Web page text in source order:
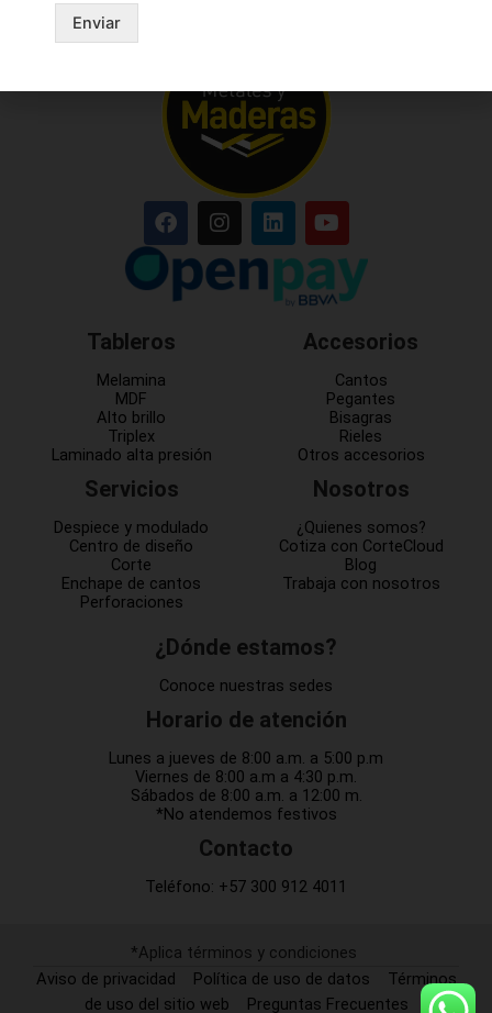
Tableros
Melamina
MDF
Alto brillo
Triplex
Laminado alta presión
Servicios
Despiece y modulado
Centro de diseño
Corte
Enchape de cantos
Perforaciones
Accesorios
Cantos
Pegantes
Bisagras
Rieles
Otros accesorios
Nosotros
¿Quienes somos?
Cotiza con CorteCloud
Blog
Trabaja con nosotros
¿Dónde estamos?
Conoce nuestras sedes
Horario de atención
Lunes a jueves de 8:00 a.m. a 5:00 p.m
Viernes de 8:00 a.m a 4:30 p.m.
Sábados de 8:00 a.m. a 12:00 m.
*No atendemos festivos
Contacto
Teléfono: +57 300 912 4011
*Aplica términos y condiciones
Aviso de privacidad
Política de uso de datos Términos
de uso del sitio web Preguntas Frecuentes
Enviar